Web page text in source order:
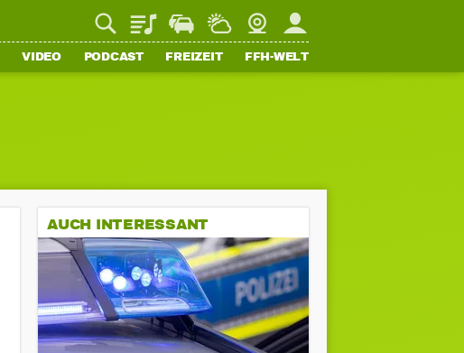
PlaylistStaupilotWetterWebcamMein FFH
VIDEO PODCAST FREIZEIT FFH-WELT
AUCH INTERESSANT